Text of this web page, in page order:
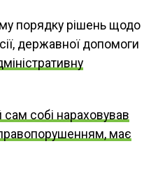
порядку рішень щодо
державної допомоги
собі нараховував
має